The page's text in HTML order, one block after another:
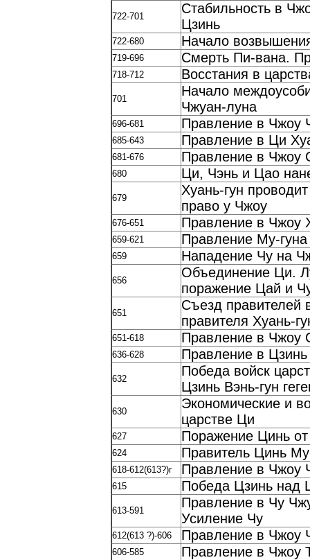
722-701
Стабильность в
Цзинь
722-680 Начало
719-696 Смерть Пи-вана.
718-712 Восстания в
701
Начало
Чжуан-луна
696-681 Правление в Чжоу
685-643 Правление в Ци
681-676 Правление в Чжоу
680 Ци, Чэнь и Цао
679
Хуань-гун
право у Чжоу
676-651 Правление в Чжоу
659-621 Правление Му-
659 Нападение Чу на
656
Объединение Ци.
поражение Цай и
651
Съезд правителей
правителя Хуань-
651-618 Правление в Чжоу
636-628 Правление в
632
Победа войск
Цзинь Вэнь-гун
630
Экономические и
царстве Ци
627 Поражение Цинь
624 Правитель Цинь
618-612(613?)г Правление в Чжоу
615 Победа Цзинь над
613-591
Правление в Чу
Усиление Чу
612(613 ?)-606 Правление в Чжоу
606-585 Правление в Чжоу